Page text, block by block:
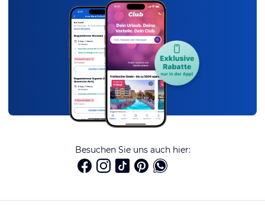
Besuchen Sie uns auch hier: